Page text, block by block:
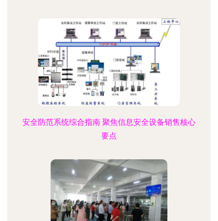
安全防范系统综合指南 聚焦信息安全设备销售核心
要点